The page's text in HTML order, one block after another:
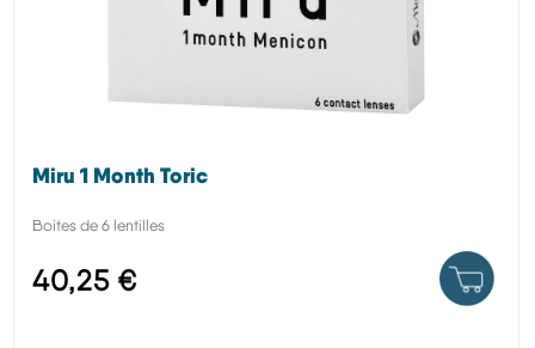
Miru 1 Month Toric
Boites de 6 lentilles
40,25 €